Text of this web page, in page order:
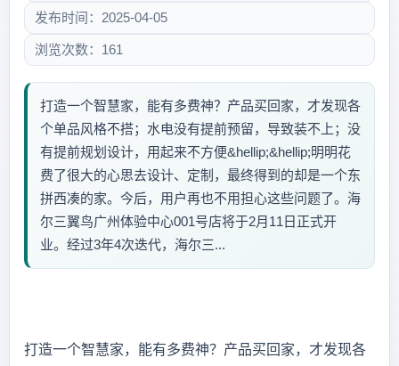
发布时间：2025-04-05
浏览次数：161
打造一个智慧家，能有多费神？产品买回家，才发现各
个单品风格不搭；水电没有提前预留，导致装不上；没
有提前规划设计，用起来不方便&hellip;&hellip;明明花
费了很大的心思去设计、定制，最终得到的却是一个东
拼西凑的家。今后，用户再也不用担心这些问题了。海
尔三翼鸟广州体验中心001号店将于2月11日正式开
业。经过3年4次迭代，海尔三...
打造一个智慧家，能有多费神？产品买回家，才发现各